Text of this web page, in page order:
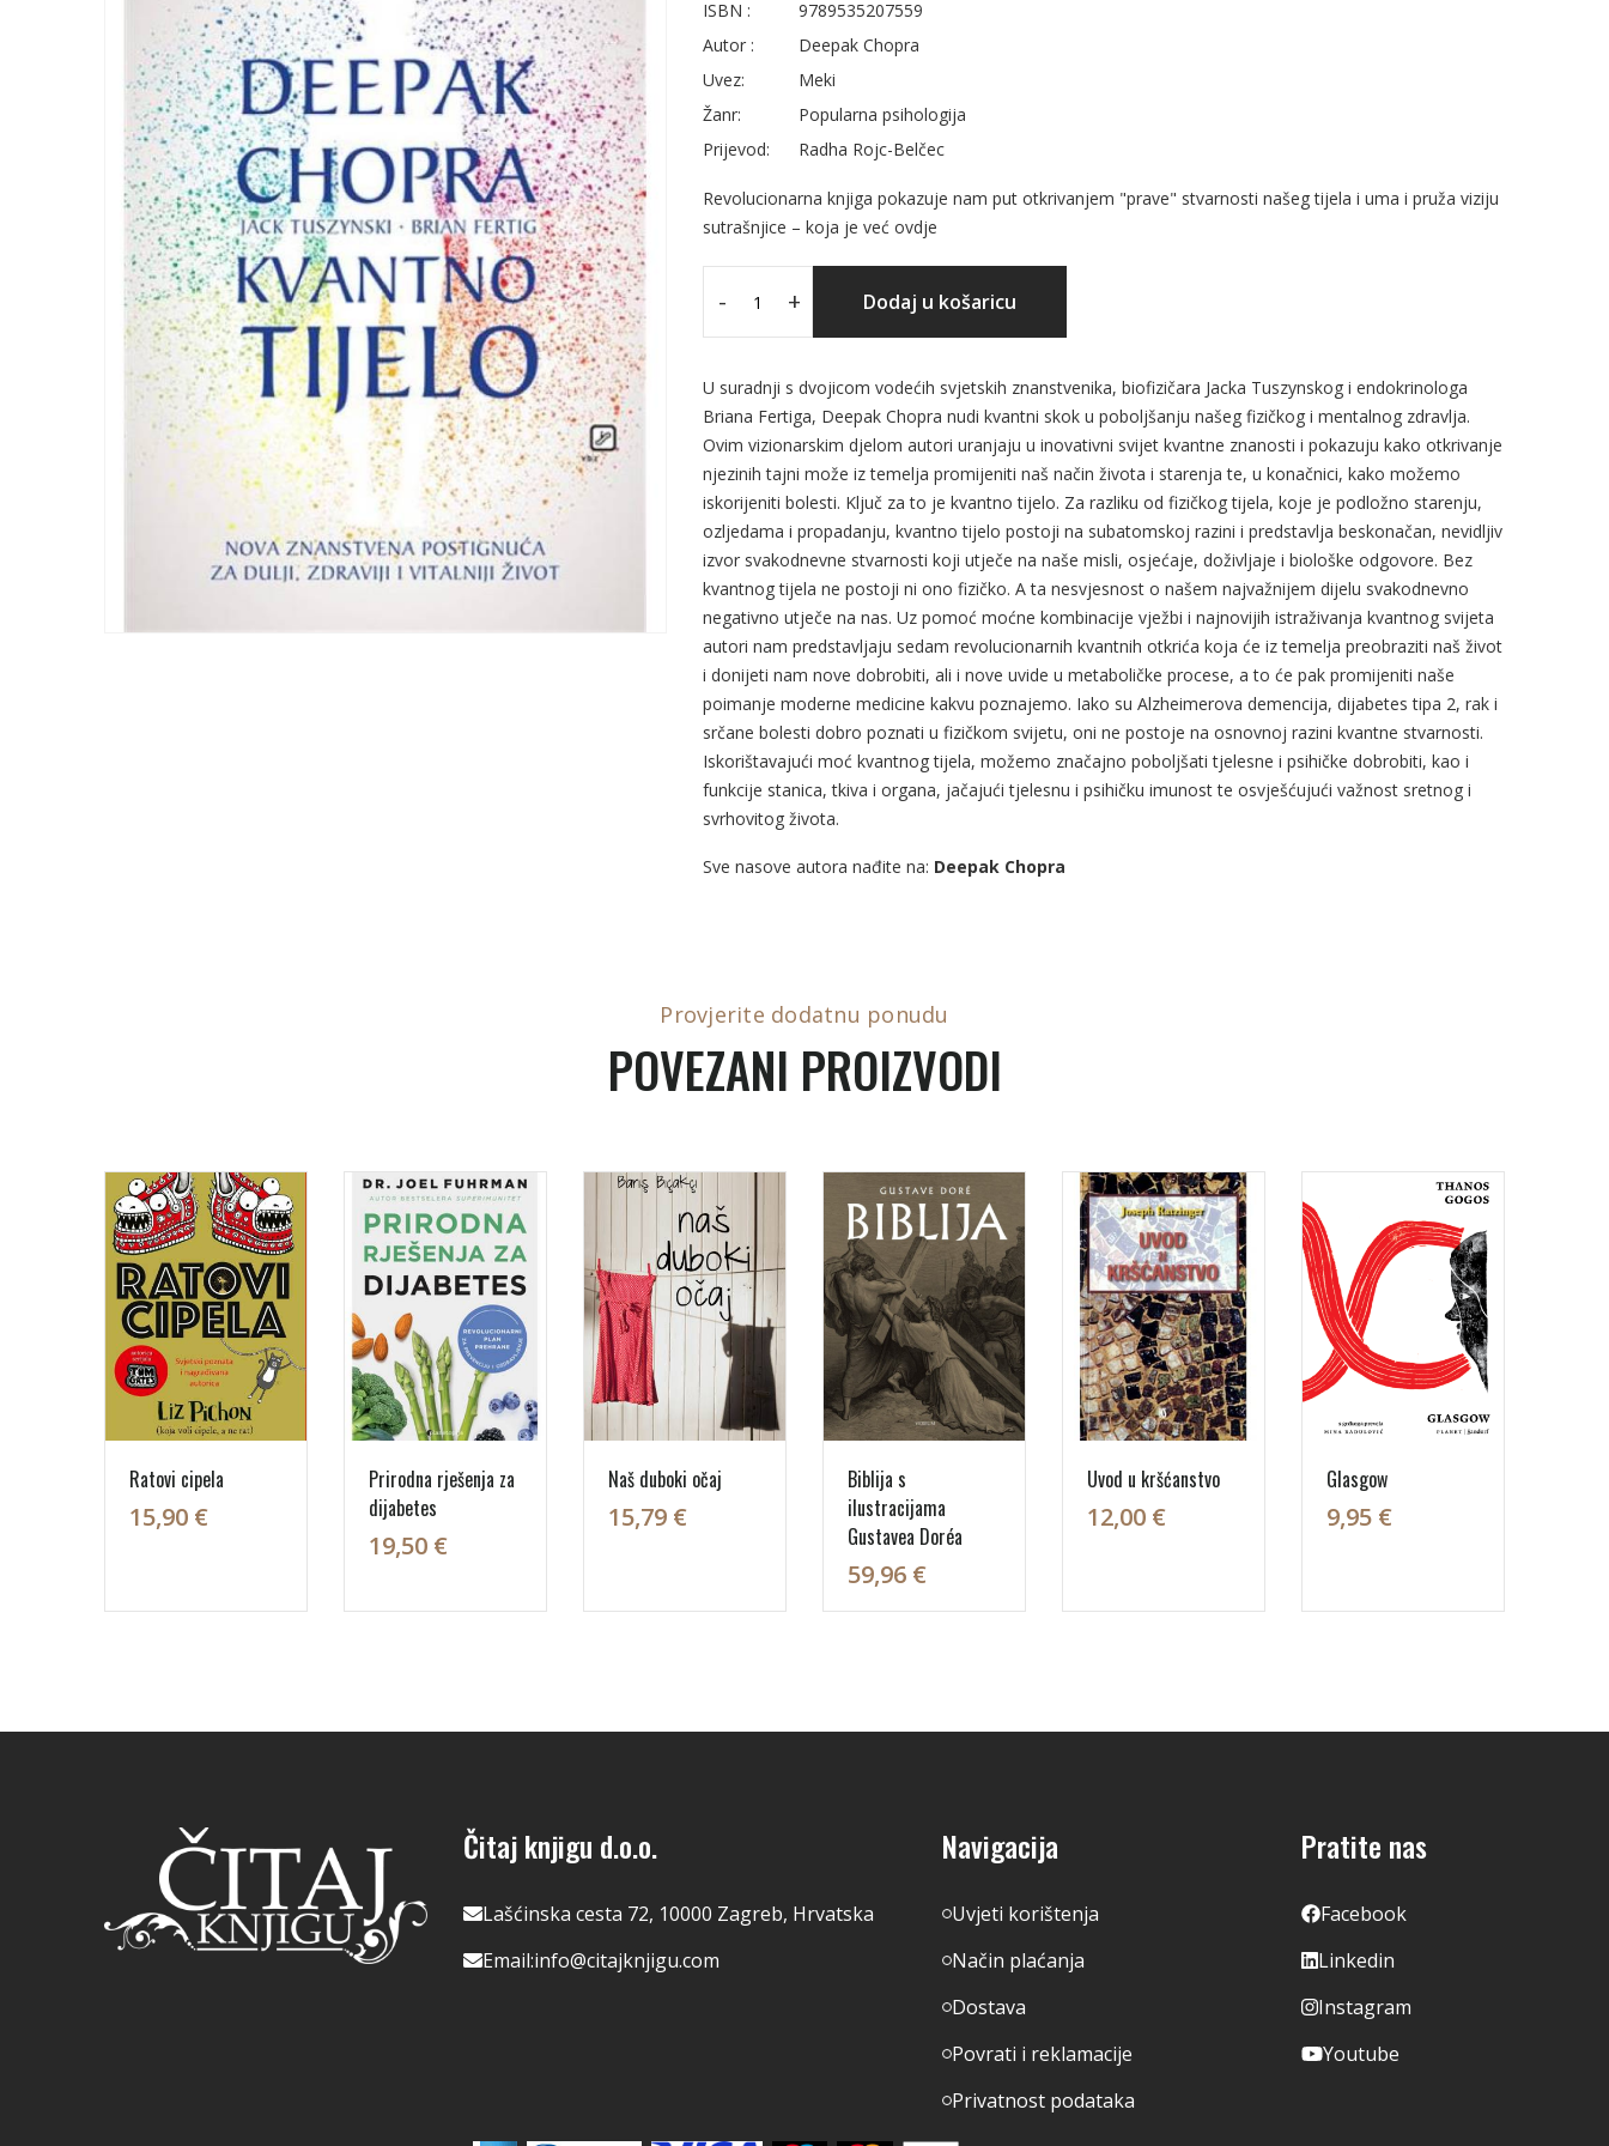
ISBN :
9789535207559
Autor :
Deepak Chopra
Uvez:
Meki
Žanr:
Popularna psihologija
Prijevod:
Radha Rojc-Belčec
Revolucionarna knjiga pokazuje nam put otkrivanjem "prave" stvarnosti našeg tijela i uma i pruža viziju
sutrašnjice – koja je već ovdje
- + Dodaj u košaricu
U suradnji s dvojicom vodećih svjetskih znanstvenika, biofizičara Jacka Tuszynskog i endokrinologa
Briana Fertiga, Deepak Chopra nudi kvantni skok u poboljšanju našeg fizičkog i mentalnog zdravlja.
Ovim vizionarskim djelom autori uranjaju u inovativni svijet kvantne znanosti i pokazuju kako otkrivanje
njezinih tajni može iz temelja promijeniti naš način života i starenja te, u konačnici, kako možemo
iskorijeniti bolesti. Ključ za to je kvantno tijelo. Za razliku od fizičkog tijela, koje je podložno starenju,
ozljedama i propadanju, kvantno tijelo postoji na subatomskoj razini i predstavlja beskonačan, nevidljiv
izvor svakodnevne stvarnosti koji utječe na naše misli, osjećaje, doživljaje i biološke odgovore. Bez
kvantnog tijela ne postoji ni ono fizičko. A ta nesvjesnost o našem najvažnijem dijelu svakodnevno
negativno utječe na nas. Uz pomoć moćne kombinacije vježbi i najnovijih istraživanja kvantnog svijeta
autori nam predstavljaju sedam revolucionarnih kvantnih otkrića koja će iz temelja preobraziti naš život
i donijeti nam nove dobrobiti, ali i nove uvide u metaboličke procese, a to će pak promijeniti naše
poimanje moderne medicine kakvu poznajemo. Iako su Alzheimerova demencija, dijabetes tipa 2, rak i
srčane bolesti dobro poznati u fizičkom svijetu, oni ne postoje na osnovnoj razini kvantne stvarnosti.
Iskorištavajući moć kvantnog tijela, možemo značajno poboljšati tjelesne i psihičke dobrobiti, kao i
funkcije stanica, tkiva i organa, jačajući tjelesnu i psihičku imunost te osvješćujući važnost sretnog i
svrhovitog života.
Sve nasove autora nađite na: Deepak Chopra
Provjerite dodatnu ponudu
POVEZANI PROIZVODI
Ratovi cipela
15,90 €
Prirodna rješenja za
dijabetes
19,50 €
Naš duboki očaj
15,79 €
Biblija s
ilustracijama
Gustavea Doréa
59,96 €
Uvod u kršćanstvo
12,00 €
Glasgow
9,95 €
Čitaj knjigu d.o.o.
Lašćinska cesta 72, 10000 Zagreb, Hrvatska
Email:info@citajknjigu.com
Navigacija
Uvjeti korištenja
Način plaćanja
Dostava
Povrati i reklamacije
Privatnost podataka
Pratite nas
Facebook
Linkedin
Instagram
Youtube